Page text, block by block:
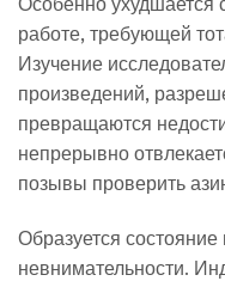
работе, требующей
Изучение
произведений,
превращаются
непрерывно
позывы проверить
Образуется
невнимательности.